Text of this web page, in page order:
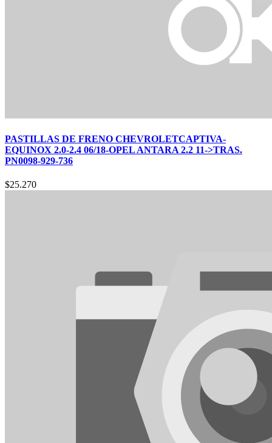
PASTILLAS DE FRENO CHEVROLETCAPTIVA-
EQUINOX 2.0-2.4 06/18-OPEL ANTARA 2.2 11->TRAS.
PN0098-929-736
$25.270